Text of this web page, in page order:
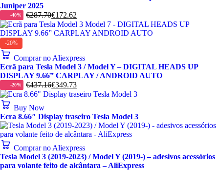
Juniper 2025
-40% €287.70€172.62
-20%
Comprar no Aliexpress
Ecrã para Tesla Model 3 / Model Y – DIGITAL HEADS UP
DISPLAY 9.66” CARPLAY / ANDROID AUTO
-20% €437.16€349.73
Buy Now
Ecra 8.66″ Display traseiro Tesla Model 3
Comprar no Aliexpress
Tesla Model 3 (2019-2023) / Model Y (2019-) – adesivos acessórios
para volante feito de alcântara – AliExpress